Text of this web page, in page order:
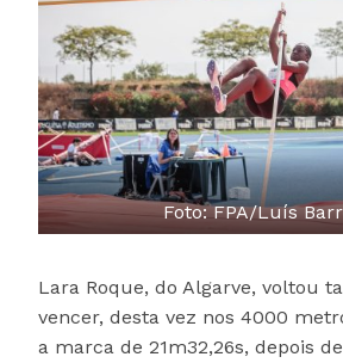
Foto: FPA/Luís
Lara Roque, do Algarve, voltou
vencer, desta vez nos 4000
a marca de 21m32,26s, depois